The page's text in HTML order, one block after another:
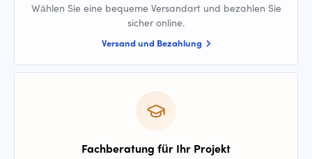
Wählen Sie eine bequeme Versandart und bezahlen Sie
sicher online.
Versand und Bezahlung
Fachberatung für Ihr Projekt